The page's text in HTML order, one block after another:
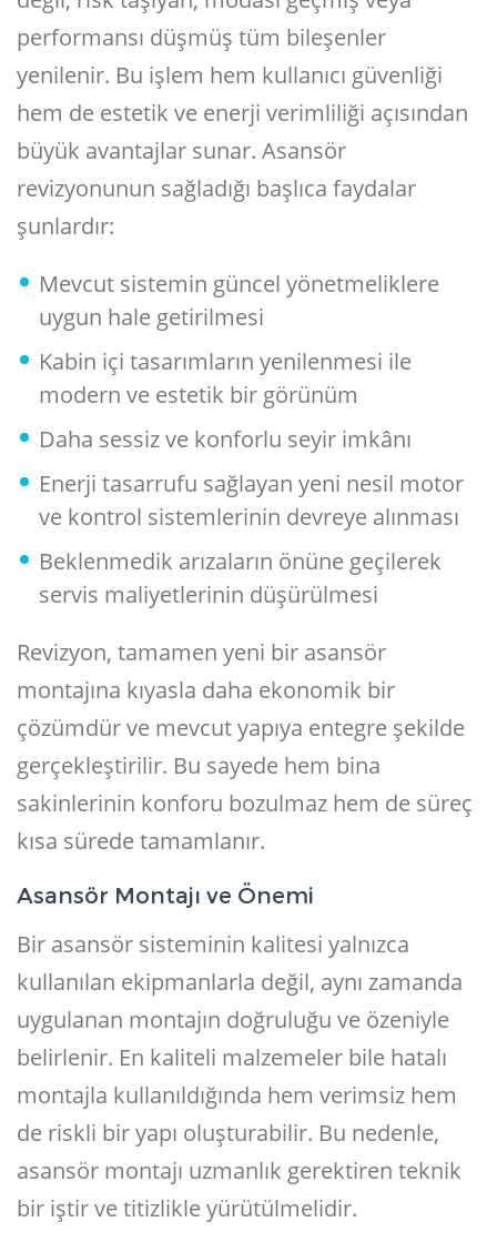
performansı düşmüş tüm bileşenler
yenilenir. Bu işlem hem kullanıcı güvenliği
hem de estetik ve enerji verimliliği açısından
büyük avantajlar sunar. Asansör
revizyonunun sağladığı başlıca faydalar
şunlardır:
Mevcut sistemin güncel yönetmeliklere
uygun hale getirilmesi
Kabin içi tasarımların yenilenmesi ile
modern ve estetik bir görünüm
Daha sessiz ve konforlu seyir imkânı
Enerji tasarrufu sağlayan yeni nesil motor
ve kontrol sistemlerinin devreye alınması
Beklenmedik arızaların önüne geçilerek
servis maliyetlerinin düşürülmesi
Revizyon, tamamen yeni bir asansör
montajına kıyasla daha ekonomik bir
çözümdür ve mevcut yapıya entegre şekilde
gerçekleştirilir. Bu sayede hem bina
sakinlerinin konforu bozulmaz hem de süreç
kısa sürede tamamlanır.
Asansör Montajı ve Önemi
Bir asansör sisteminin kalitesi yalnızca
kullanılan ekipmanlarla değil, aynı zamanda
uygulanan montajın doğruluğu ve özeniyle
belirlenir. En kaliteli malzemeler bile hatalı
montajla kullanıldığında hem verimsiz hem
de riskli bir yapı oluşturabilir. Bu nedenle,
asansör montajı uzmanlık gerektiren teknik
bir iştir ve titizlikle yürütülmelidir.